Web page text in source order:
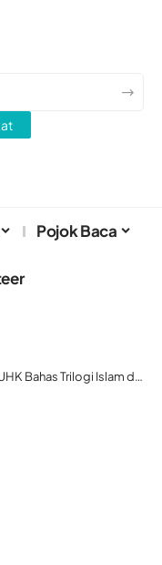
Pojok Baca
Trilogi Islam dan Etika Dakwah